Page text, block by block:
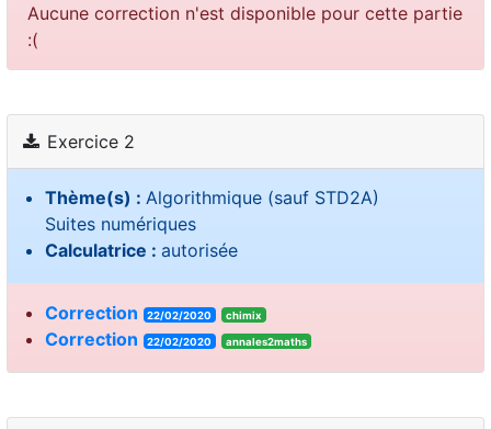
Aucune correction n'est disponible pour cette partie
:(
Exercice 2
Thème(s) : Algorithmique (sauf STD2A)
Suites numériques
Calculatrice : autorisée
Correction 22/02/2020 chimix
Correction 22/02/2020 annales2maths